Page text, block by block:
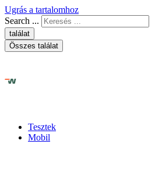
Ugrás a tartalomhoz
Search ...
találat
Összes találat
Tesztek
Mobil